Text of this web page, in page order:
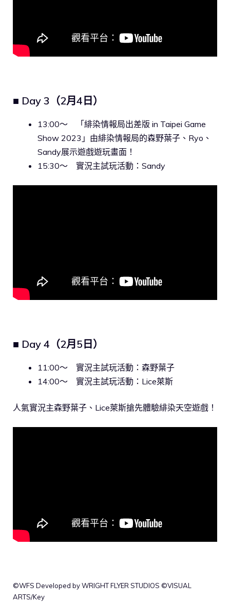
■ Day 3（2月4日）
13:00〜 「緋染情報局出差版 in Taipei Game
Show 2023」由緋染情報局的森野葉子、Ryo、
Sandy展示遊戲遊玩畫面！
15:30〜 實況主試玩活動：Sandy
■ Day 4（2月5日）
11:00〜 實況主試玩活動：森野葉子
14:00〜 實況主試玩活動：Lice萊斯
人氣實況主森野葉子、Lice萊斯搶先體驗緋染天空遊戲！
©WFS Developed by WRIGHT FLYER STUDIOS ©VISUAL
ARTS/Key